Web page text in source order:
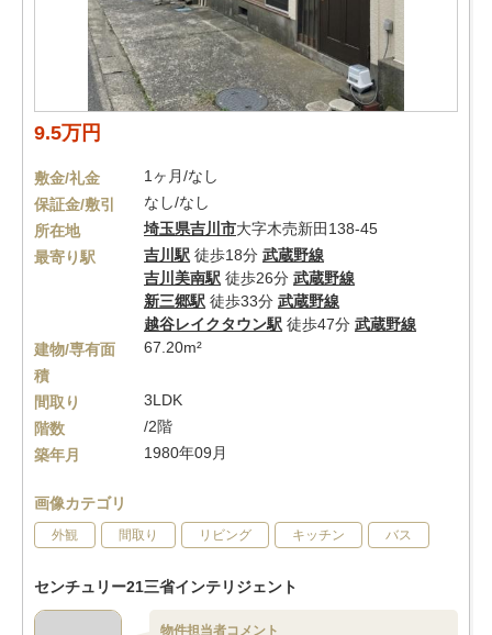
9.5万円
敷金/礼金
1ヶ月/なし
保証金/敷引
なし/なし
所在地
埼玉県吉川市大字木売新田138-45
最寄り駅
吉川駅 徒歩18分 武蔵野線
吉川美南駅 徒歩26分 武蔵野線
新三郷駅 徒歩33分 武蔵野線
越谷レイクタウン駅 徒歩47分 武蔵野線
建物/専有面
積
67.20m²
間取り
3LDK
階数
/2階
築年月
1980年09月
画像カテゴリ
外観 間取り リビング キッチン バス
センチュリー21三省インテリジェント
物件担当者コメント